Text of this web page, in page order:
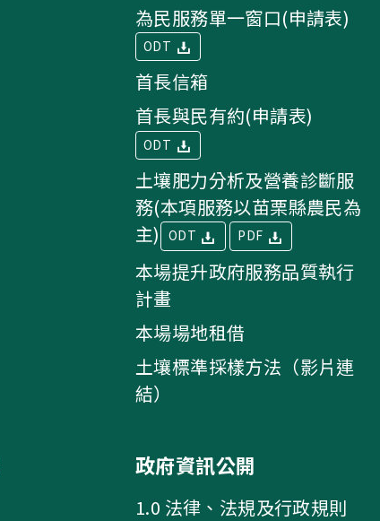
為民服務單一窗口(申請表)
ODT
首長信箱
首長與民有約(申請表)
ODT
土壤肥力分析及營養診斷服
務(本項服務以苗栗縣農民為
主) ODT PDF
本場提升政府服務品質執行
計畫
本場場地租借
土壤標準採樣方法（影片連
結）
政府資訊公開
1.0 法律、法規及行政規則